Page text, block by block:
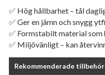
✅ Hög hållbarhet – tål
✅ Ger en jämn och snygg
✅ Formstabilt material som
✅ Miljövänligt – kan
Rekommenderade